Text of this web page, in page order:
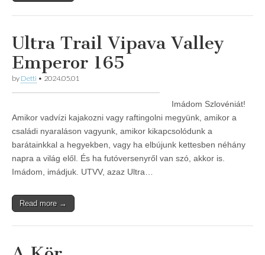
Ultra Trail Vipava Valley
Emperor 165
by Detti • 2024.05.01
Imádom Szlovéniát!
Amikor vadvízi kajakozni vagy raftingolni megyünk, amikor a
családi nyaraláson vagyunk, amikor kikapcsolódunk a
barátainkkal a hegyekben, vagy ha elbújunk kettesben néhány
napra a világ elől. És ha futóversenyről van szó, akkor is.
Imádom, imádjuk. UTVV, azaz Ultra…
Read more →